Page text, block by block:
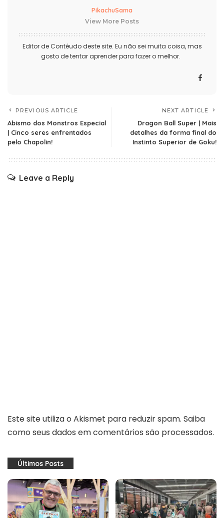
PikachuSama
View More Posts
Editor de Contéudo deste site. Eu não sei muita coisa, mas
gosto de tentar aprender para fazer o melhor.
PREVIOUS ARTICLE
Abismo dos Monstros Especial
| Cinco seres enfrentados
pelo Chapolin!
NEXT ARTICLE
Dragon Ball Super | Mais
detalhes da forma final do
Instinto Superior de Goku!
Leave a Reply
Este site utiliza o Akismet para reduzir spam. Saiba
como seus dados em comentários são processados.
Últimos Posts